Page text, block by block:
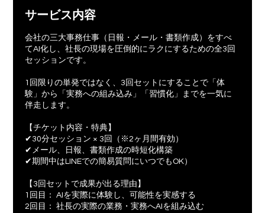
サービス内容
会社の三大事務仕事（日報・メール・書類作成）をすべ
てAI化し、社長の現場を圧倒的にラクにするための全3回
セッションです。
1回限りの単発ではなく、3回セットにすることで「体
験」から「実務への組み込み」「習慣化」までを一気に
伴走します。
【チケット内容・特典】
✔30分セッション × 3回（※2ヶ月間有効）
✔メール、日報、書類作成の時短化構築
✔期間中はLINEでの簡易質問にいつでもOK）
【3回セットで成果が出る理由】
1回目： AIを実際に体験し、可能性を実感する
2回目： 社長の実際の業務・実務へAIを組み込む